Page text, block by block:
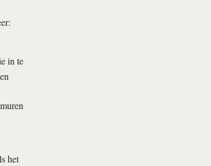
in te
het